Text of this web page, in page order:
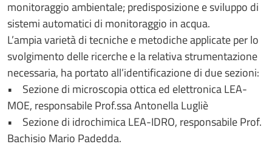
monitoraggio ambientale; predisposizione e sviluppo di
sistemi automatici di monitoraggio in acqua.
L’ampia varietà di tecniche e metodiche applicate per lo
svolgimento delle ricerche e la relativa strumentazione
necessaria, ha portato all’identificazione di due sezioni:
• Sezione di microscopia ottica ed elettronica LEA-
MOE, responsabile Prof.ssa Antonella Lugliè
• Sezione di idrochimica LEA-IDRO, responsabile Prof.
Bachisio Mario Padedda.